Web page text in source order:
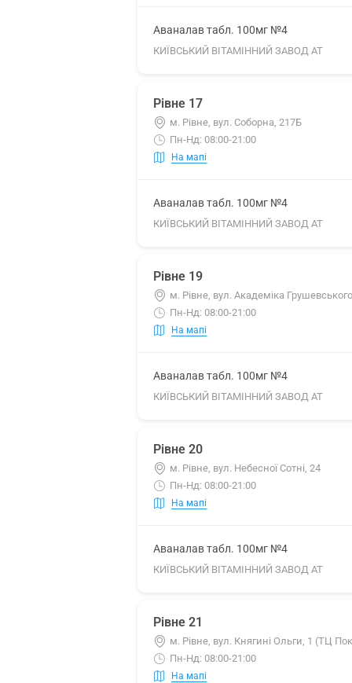
Аваналав табл. 100мг №4
КИЇВСЬКИЙ ВІТАМІННИЙ ЗАВОД АТ
Рівне 17
м. Рівне, вул. Соборна, 217Б
Пн-Нд: 08:00-21:00
На мапі
Аваналав табл. 100мг №4
КИЇВСЬКИЙ ВІТАМІННИЙ ЗАВОД АТ
Рівне 19
м. Рівне, вул. Академіка
Пн-Нд: 08:00-21:00
На мапі
Аваналав табл. 100мг №4
КИЇВСЬКИЙ ВІТАМІННИЙ ЗАВОД АТ
Рівне 20
м. Рівне, вул. Небесної Сотні, 24
Пн-Нд: 08:00-21:00
На мапі
Аваналав табл. 100мг №4
КИЇВСЬКИЙ ВІТАМІННИЙ ЗАВОД АТ
Рівне 21
м. Рівне, вул. Княгині Ольги, 1 (ТЦ
Пн-Нд: 08:00-21:00
На мапі